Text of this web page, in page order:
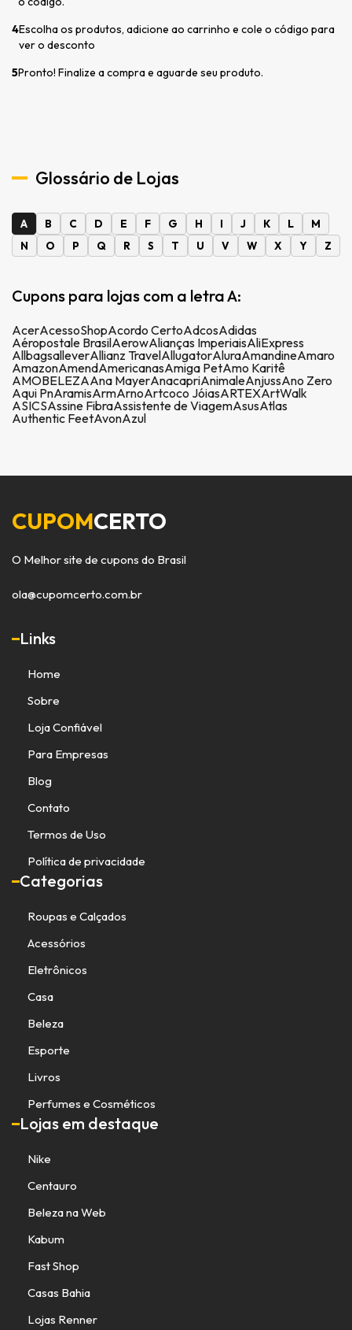
4Escolha os produtos, adicione ao carrinho e cole o código para
ver o desconto
5Pronto! Finalize a compra e aguarde seu produto.
Glossário de Lojas
A B C D E F G H I J K L
M
N
O P Q R S T U V W X Y Z
Cupons para lojas com a letra A:
AcerAcessoShopAcordo CertoAdcosAdidas
Aéropostale BrasilAerowAlianças ImperiaisAliExpress
AllbagsalleverAllianz TravelAllugatorAluraAmandineAmaro
AmazonAmendAmericanasAmiga PetAmo Karitê
AMOBELEZAAna MayerAnacapriAnimaleAnjussAno Zero
Aqui PnAramisArmArnoArtcoco JóiasARTEXArtWalk
ASICSAssine FibraAssistente de ViagemAsusAtlas
Authentic FeetAvonAzul
CUPOMCERTO
O Melhor site de cupons do Brasil
ola@cupomcerto.com.br
Links
Home
Sobre
Loja Confiável
Para Empresas
Blog
Contato
Termos de Uso
Política de privacidade
Categorias
Roupas e Calçados
Acessórios
Eletrônicos
Casa
Beleza
Esporte
Livros
Perfumes e Cosméticos
Lojas em destaque
Nike
Centauro
Beleza na Web
Kabum
Fast Shop
Casas Bahia
Lojas Renner